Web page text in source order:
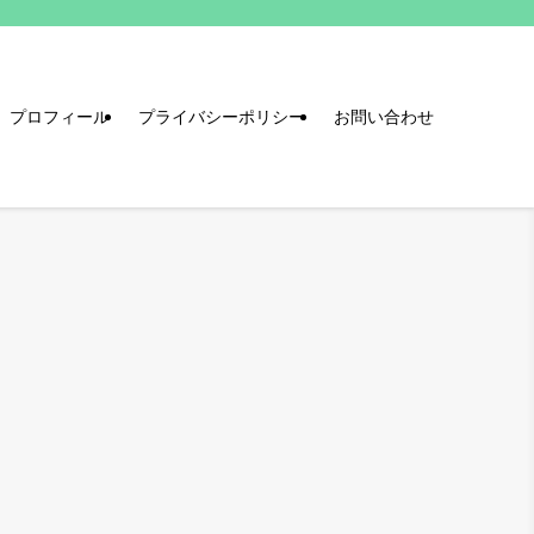
プロフィール プライバシーポリシー お問い合わせ